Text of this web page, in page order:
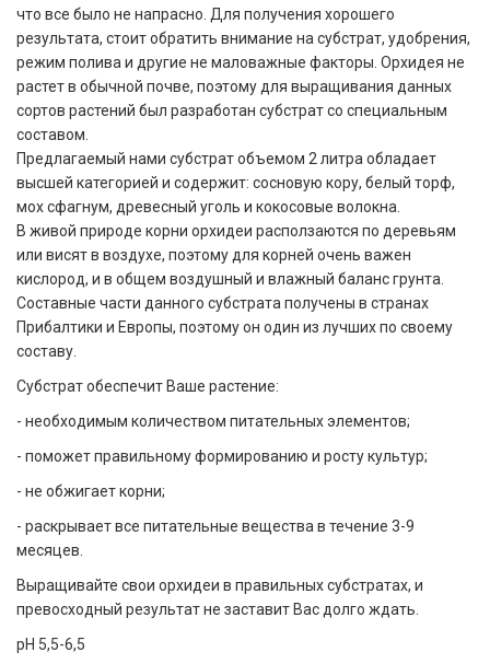
что все было не напрасно. Для получения хорошего
результата, стоит обратить внимание на субстрат, удобрения,
режим полива и другие не маловажные факторы. Орхидея не
растет в обычной почве, поэтому для выращивания данных
сортов растений был разработан субстрат со специальным
составом.
Предлагаемый нами субстрат объемом 2 литра обладает
высшей категорией и содержит: сосновую кору, белый торф,
мох сфагнум, древесный уголь и кокосовые волокна.
В живой природе корни орхидеи расползаются по деревьям
или висят в воздухе, поэтому для корней очень важен
кислород, и в общем воздушный и влажный баланс грунта.
Составные части данного субстрата получены в странах
Прибалтики и Европы, поэтому он один из лучших по своему
составу.
Субстрат обеспечит Ваше растение:
- необходимым количеством питательных элементов;
- поможет правильному формированию и росту культур;
- не обжигает корни;
- раскрывает все питательные вещества в течение 3-9
месяцев.
Выращивайте свои орхидеи в правильных субстратах, и
превосходный результат не заставит Вас долго ждать.
pH 5,5-6,5